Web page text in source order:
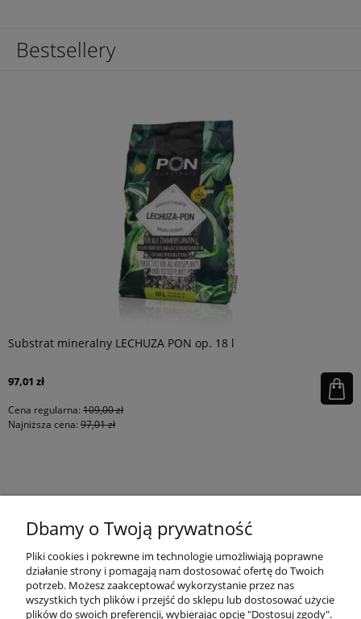
Bestsellery
Substrat mineralny LECHUZA PON op. 18 l
97,01 zł
Cena regularna: 109,00 zł
Najniższa cena: 97,01 zł
MOJE KONTO
PŁATNOŚCI I DOSTAWA
Dbamy o Twoją prywatność
Pliki cookies i pokrewne im technologie umożliwiają poprawne
działanie strony i pomagają nam dostosować ofertę do Twoich
potrzeb. Możesz zaakceptować wykorzystanie przez nas
wszystkich tych plików i przejść do sklepu lub dostosować użycie
plików do swoich preferencji, wybierając opcję "Dostosuj zgody".